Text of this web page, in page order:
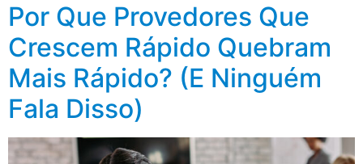
Por Que Provedores Que
Crescem Rápido Quebram
Mais Rápido? (E Ninguém
Fala Disso)